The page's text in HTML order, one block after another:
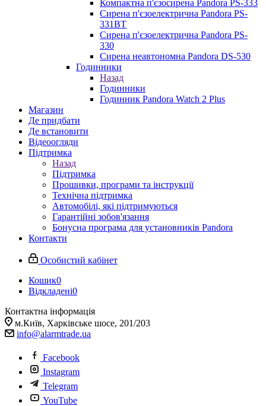
Компактна п'єзосирена Pandora PS-333
Сирена п'єзоелектрична Pandora PS-
331BT
Сирена п'єзоелектрична Pandora PS-
330
Сирена неавтономна Pandora DS-530
Годинники
Назад
Годинники
Годинник Pandora Watch 2 Plus
Магазин
Де придбати
Де встановити
Вiдеоогляди
Підтримка
Назад
Підтримка
Прошивки, програми та інструкції
Технічна підтримка
Aвтомобілі, які підтримуються
Гарантійні зобов'язання
Бонусна програма для установників Pandora
Контакти
Особистий кабінет
Кошик0
Відкладені0
Контактна інформація
м.Київ, Харківське шосе, 201/203
info@alarmtrade.ua
Facebook
Instagram
Telegram
YouTube